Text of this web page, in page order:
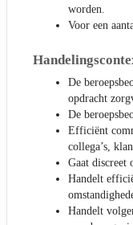
worden.
Voor een
De
opdracht
De
Efficiënt
collega’s,
Gaat discreet
Handelt
Handelt